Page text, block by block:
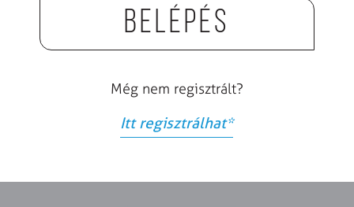
Belépés
Még nem regisztrált?
Itt regisztrálhat*